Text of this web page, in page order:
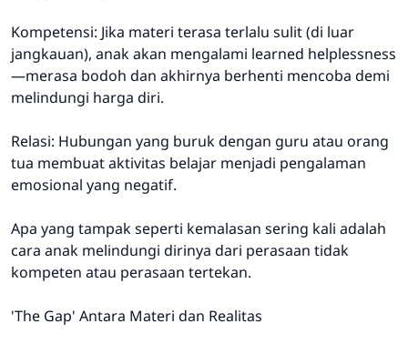
Kompetensi: Jika materi terasa terlalu sulit (di luar
jangkauan), anak akan mengalami learned helplessness
—merasa bodoh dan akhirnya berhenti mencoba demi
melindungi harga diri.
Relasi: Hubungan yang buruk dengan guru atau orang
tua membuat aktivitas belajar menjadi pengalaman
emosional yang negatif.
Apa yang tampak seperti kemalasan sering kali adalah
cara anak melindungi dirinya dari perasaan tidak
kompeten atau perasaan tertekan.
'The Gap' Antara Materi dan Realitas